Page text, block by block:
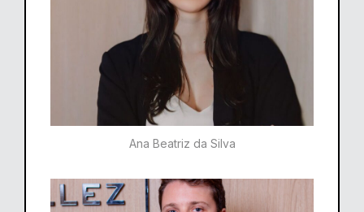
Ana Beatriz da Silva